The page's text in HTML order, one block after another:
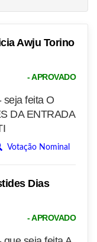
Awju Torino
- APROVADO
seja feita O
DA ENTRADA
Votação Nominal
Dias
- APROVADO